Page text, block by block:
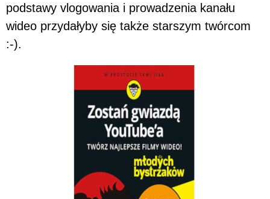
podstawy vlogowania i prowadzenia kanału
wideo przydałyby się także starszym twórcom
:-).